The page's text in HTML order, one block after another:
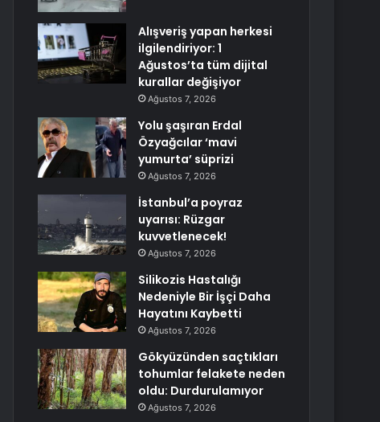
Alışveriş yapan herkesi
ilgilendiriyor: 1
Ağustos’ta tüm dijital
kurallar değişiyor
Ağustos 7, 2026
Yolu şaşıran Erdal
Özyağcılar ‘mavi
yumurta’ süprizi
Ağustos 7, 2026
İstanbul’a poyraz
uyarısı: Rüzgar
kuvvetlenecek!
Ağustos 7, 2026
Silikozis Hastalığı
Nedeniyle Bir İşçi Daha
Hayatını Kaybetti
Ağustos 7, 2026
Gökyüzünden saçtıkları
tohumlar felakete neden
oldu: Durdurulamıyor
Ağustos 7, 2026